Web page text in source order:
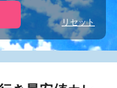
リセット